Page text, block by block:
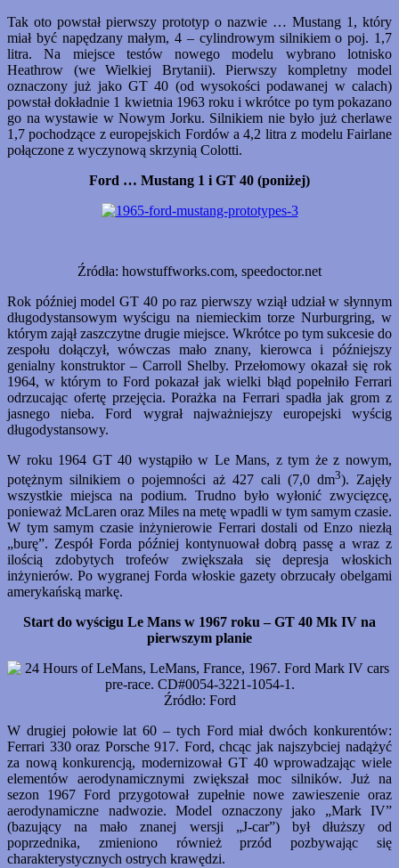
Tak oto powstał pierwszy prototyp o nazwie … Mustang 1, który
miał być napędzany małym, 4 – cylindrowym silnikiem o poj. 1,7
litra. Na miejsce testów nowego modelu wybrano lotnisko
Heathrow (we Wielkiej Brytanii). Pierwszy kompletny model
oznaczony już jako GT 40 (od wysokości podawanej w calach)
powstał dokładnie 1 kwietnia 1963 roku i wkrótce po tym pokazano
go na wystawie w Nowym Jorku. Silnikiem nie było już cherlawe
1,7 pochodzące z europejskich Fordów a 4,2 litra z modelu Fairlane
połączone z wyczynową skrzynią Colotti.
Ford … Mustang 1 i GT 40 (poniżej)
Źródła: howstuffworks.com, speedoctor.net
Rok później model GT 40 po raz pierwszy wziął udział w słynnym
długodystansowym wyścigu na niemieckim torze Nurburgring, w
którym zajął zaszczytne drugie miejsce. Wkrótce po tym sukcesie do
zespołu dołączył, wówczas mało znany, kierowca i późniejszy
genialny konstruktor – Carroll Shelby. Przełomowy okazał się rok
1964, w którym to Ford pokazał jak wielki błąd popełniło Ferrari
odrzucając ofertę przejęcia. Porażka na Ferrari spadła jak grom z
jasnego nieba. Ford wygrał najważniejszy europejski wyścig
długodystansowy.
W roku 1964 GT 40 wystąpiło w Le Mans, z tym że z nowym,
potężnym silnikiem o pojemności aż 427 cali (7,0 dm3). Zajęły
wszystkie miejsca na podium. Trudno było wyłonić zwycięzcę,
ponieważ McLaren oraz Miles na metę wpadli w tym samym czasie.
W tym samym czasie inżynierowie Ferrari dostali od Enzo niezłą
„burę”. Zespół Forda później kontynuował dobrą passę a wraz z
ilością zdobytych trofeów zwiększała się depresja włoskich
inżynierów. Po wygranej Forda włoskie gazety obrzucały obelgami
amerykańską markę.
Start do wyścigu Le Mans w 1967 roku – GT 40 Mk IV na
pierwszym planie
Źródło: Ford
W drugiej połowie lat 60 – tych Ford miał dwóch konkurentów:
Ferrari 330 oraz Porsche 917. Ford, chcąc jak najszybciej nadążyć
za nową konkurencją, modernizował GT 40 wprowadzając wiele
elementów aerodynamicznymi zwiększał moc silników. Już na
sezon 1967 Ford przygotował zupełnie nowe zawieszenie oraz
aerodynamiczne nadwozie. Model oznaczony jako „Mark IV”
(bazujący na mało znanej wersji „J-car”) był dłuższy od
poprzednika, zmieniono również przód pozbywając się
charakterystycznych ostrych krawędzi.